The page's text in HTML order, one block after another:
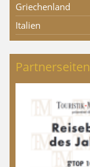
Griechenland
Italien
Partnerseiten